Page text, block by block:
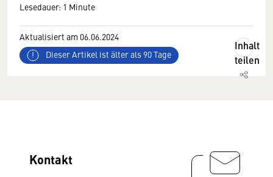
Lesedauer: 1 Minute
Aktualisiert am 06.06.2024
Dieser Artikel ist älter als 90 Tage
Inhalt
teilen
Kontakt